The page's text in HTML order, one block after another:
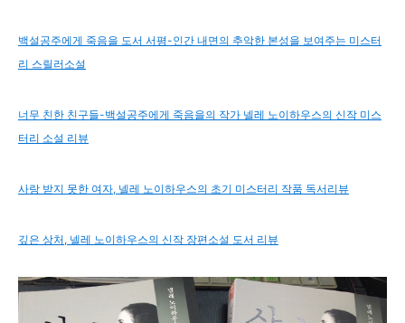
백설공주에게 죽음을 도서 서평-인간 내면의 추악한 본성을 보여주는 미스터
리 스릴러소설
너무 친한 친구들-백설공주에게 죽음을의 작가 넬레 노이하우스의 신작 미스
터리 소설 리뷰
사랑 받지 못한 여자, 넬레 노이하우스의 초기 미스터리 작품 독서리뷰
깊은 상처, 넬레 노이하우스의 신작 장편소설 도서 리뷰